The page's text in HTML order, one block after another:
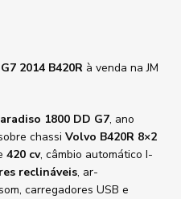
2014 B420R à venda na JM
1800 DD G7, ano
chassi Volvo B420R 8×2
420 cv, câmbio automático I-
reclináveis, ar-
carregadores USB e